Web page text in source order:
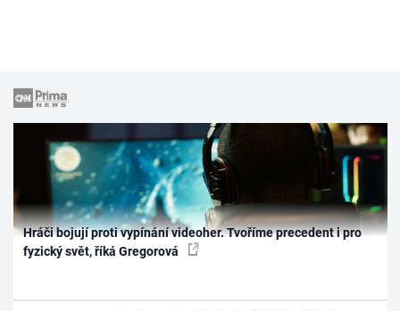
Hráči bojují proti vypínání videoher. Tvoříme precedent i pro
fyzický svět, říká Gregorová